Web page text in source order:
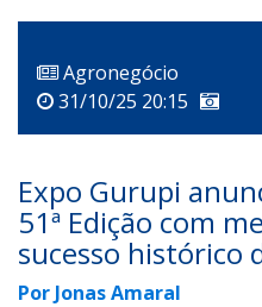
Agronegócio
31/10/25 20:15
Expo Gurupi
51ª Edição com
sucesso histórico
Por Jonas Amaral